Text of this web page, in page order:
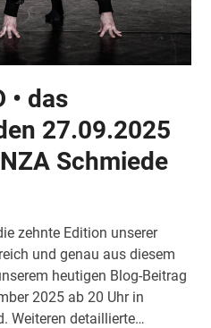
• das
27.09.2025
Schmiede
zehnte Edition unserer
und genau aus diesem
heutigen Blog-Beitrag
2025 ab 20 Uhr in
Weiteren detaillierte…